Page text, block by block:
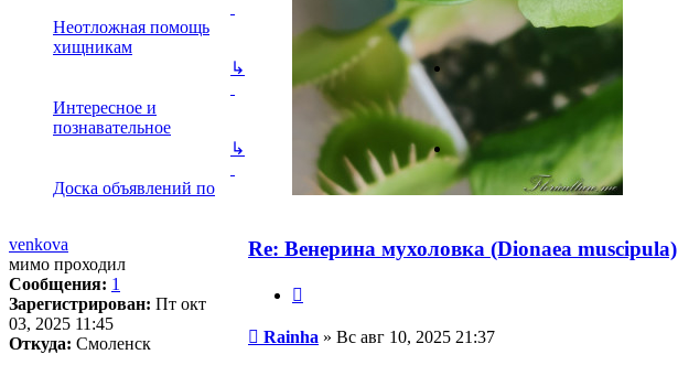
Re: Венерина мухоловка (Dionaea muscipula)
Сообщение
Rainha » Вс авг 10, 2025 21:37
venkova
мимо проходил
Сообщения: 1
Зарегистрирован: Пт окт
03, 2025 11:45
Откуда: Смоленск
Неотложная помощь
хищникам
↳
Интересное и
познавательное
↳
Доска объявлений по